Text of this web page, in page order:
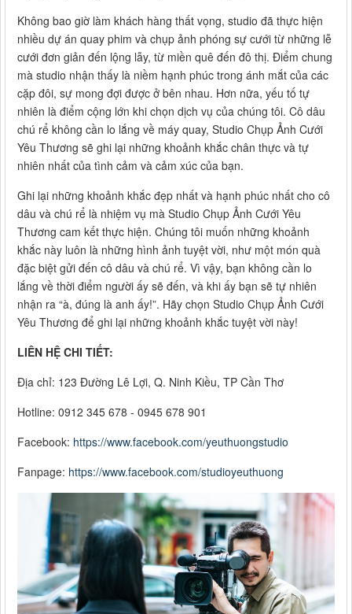
Không bao giờ làm khách hàng thất vọng, studio đã thực hiện
nhiều dự án quay phim và chụp ảnh phóng sự cưới từ những lễ
cưới đơn giản đến lộng lẫy, từ miền quê đến đô thị. Điểm chung
mà studio nhận thấy là niềm hạnh phúc trong ánh mắt của các
cặp đôi, sự mong đợi được ở bên nhau. Hơn nữa, yếu tố tự
nhiên là điểm cộng lớn khi chọn dịch vụ của chúng tôi. Cô dâu
chú rể không cần lo lắng về máy quay, Studio Chụp Ảnh Cưới
Yêu Thương sẽ ghi lại những khoảnh khắc chân thực và tự
nhiên nhất của tình cảm và cảm xúc của bạn.
Ghi lại những khoảnh khắc đẹp nhất và hạnh phúc nhất cho cô
dâu và chú rể là nhiệm vụ mà Studio Chụp Ảnh Cưới Yêu
Thương cam kết thực hiện. Chúng tôi muốn những khoảnh
khắc này luôn là những hình ảnh tuyệt vời, như một món quà
đặc biệt gửi đến cô dâu và chú rể. Vì vậy, bạn không cần lo
lắng về thời điểm người ấy sẽ đến, và khi ấy bạn sẽ tự nhiên
nhận ra “à, đúng là anh ấy!”. Hãy chọn Studio Chụp Ảnh Cưới
Yêu Thương để ghi lại những khoảnh khắc tuyệt vời này!
LIÊN HỆ CHI TIẾT:
Địa chỉ: 123 Đường Lê Lợi, Q. Ninh Kiều, TP Cần Thơ
Hotline: 0912 345 678 - 0945 678 901
Facebook: https://www.facebook.com/yeuthuongstudio
Fanpage: https://www.facebook.com/studioyeuthuong